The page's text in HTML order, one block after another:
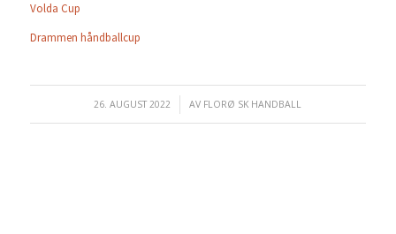
Volda Cup
Drammen håndballcup
26. AUGUST 2022
/ AV FLORØ SK HANDBALL